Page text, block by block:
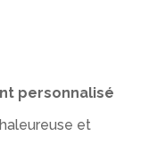
personnalisé
et